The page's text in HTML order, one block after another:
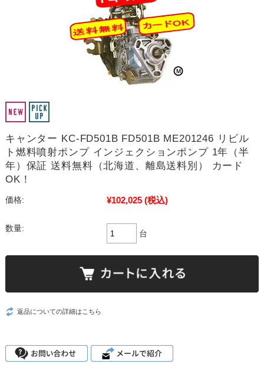
キャンター KC-FD501B FD501B ME201246 リビル
ト燃料噴射ポンプ インジェクションポンプ 1年（半
年）保証 送料無料（北海道、離島送料別） カード
OK！
価格: ¥102,025 (税込)
数量:
台
返品についての詳細はこちら